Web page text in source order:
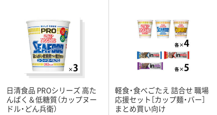
日清食品 PROシリーズ 高た
んぱく＆低糖質（カップヌー
ドル・どん兵衛）
軽食・食べごたえ 詰合せ 職場
応援セット［カップ麺・バー］
まとめ買い向け